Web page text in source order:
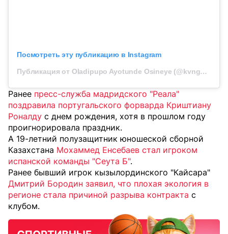
Посмотреть эту публикацию в Instagram
Публикация от Oladipupo Ayotunde Osineye (@kvngolagreat)
Ранее пресс-служба мадридского "Реала"
поздравила португальского форварда Криштиану
Роналду с днем рождения, хотя в прошлом году
проигнорировала праздник.
А 19-летний полузащитник юношеской сборной
Казахстана Мохаммед Енсебаев стал игроком
испанской команды "Сеута Б".
Ранее бывший игрок кызылординского "Кайсара"
Дмитрий Бородин заявил, что плохая экология в
регионе стала причиной разрыва контракта с
клубом.